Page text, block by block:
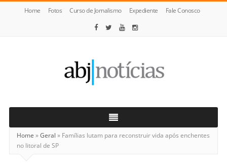
Home Fotos Curso de Jornalismo Expediente Fale Conosco
Notícias
Home »Geral » Famílias lutam para reconstruir vida após enchentes
no litoral de SP